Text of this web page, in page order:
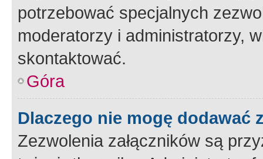
potrzebować specjalnych
moderatorzy i administratorzy,
skontaktować.
Góra
Dlaczego nie mogę dodawać
Zezwolenia załączników są